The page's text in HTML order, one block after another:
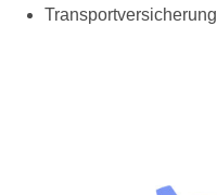
Transportversicherung